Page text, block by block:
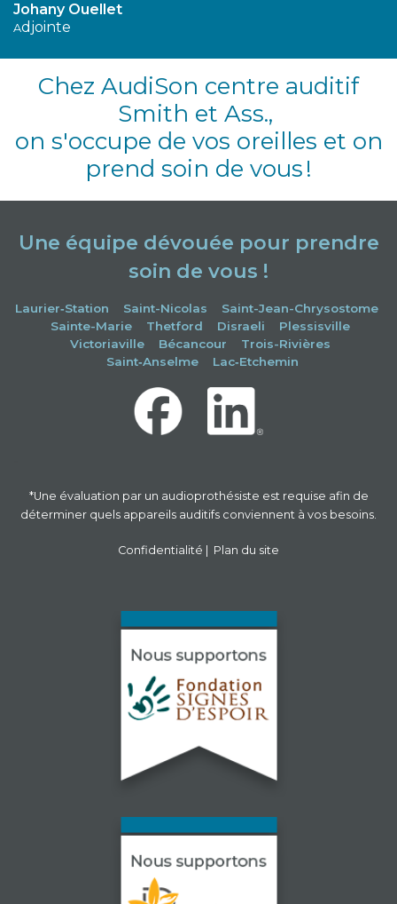
Johany Ouellet
Adjointe
Chez AudiSon centre auditif
Smith et Ass.,
on s'occupe de vos oreilles et on
prend soin de vous!
Une équipe dévouée pour prendre
soin de vous !
Laurier‑Station Saint-Nicolas
Saint-Jean-Chrysostome
Sainte-Marie
Thetford Disraeli
Plessisville
Victoriaville
Bécancour
Trois-Rivières
Saint‑Anselme
Lac‑Etchemin
*Une évaluation par un audioprothésiste est requise afin de
déterminer quels appareils auditifs conviennent à vos besoins.
Confidentialité | Plan du site